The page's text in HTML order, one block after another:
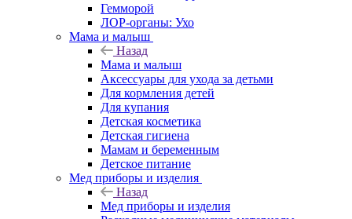
Гемморой
ЛОР-органы: Ухо
Мама и малыш
Назад
Мама и малыш
Аксессуары для ухода за детьми
Для кормления детей
Для купания
Детская косметика
Детская гигиена
Мамам и беременным
Детское питание
Мед приборы и изделия
Назад
Мед приборы и изделия